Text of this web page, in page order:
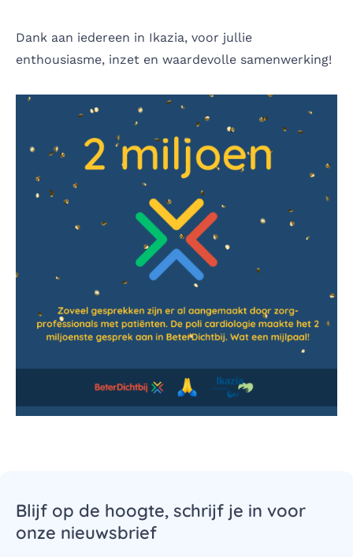
Dank aan iedereen in Ikazia, voor jullie
enthousiasme, inzet en waardevolle samenwerking!
Blijf op de hoogte, schrijf je in voor
onze nieuwsbrief